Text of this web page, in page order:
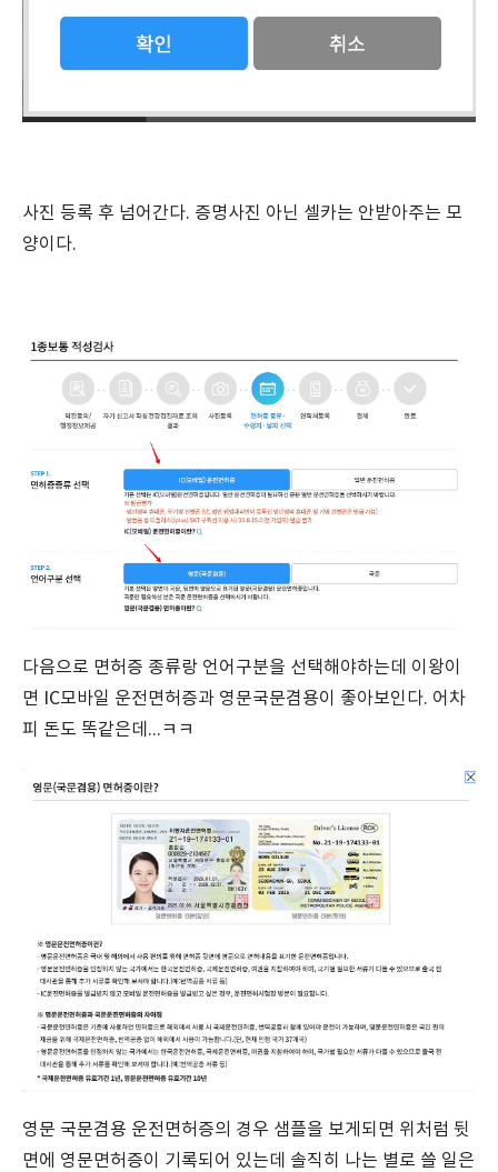
사진 등록 후 넘어간다. 증명사진 아닌 셀카는 안받아주는 모
양이다.
다음으로 면허증 종류랑 언어구분을 선택해야하는데 이왕이
면 IC모바일 운전면허증과 영문국문겸용이 좋아보인다. 어차
피 돈도 똑같은데...ㅋㅋ
영문 국문겸용 운전면허증의 경우 샘플을 보게되면 위처럼 뒷
면에 영문면허증이 기록되어 있는데 솔직히 나는 별로 쓸 일은